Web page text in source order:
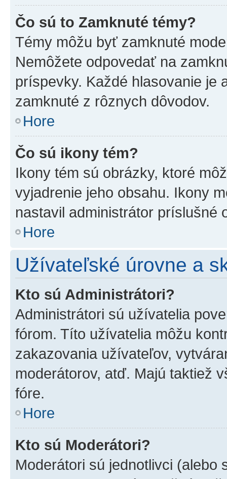
Čo sú to Zamknuté témy?
Témy môžu byť zamknuté
Nemôžete odpovedať na
príspevky. Každé hlasovanie je
zamknuté z rôznych dôvodov.
Hore
Čo sú ikony tém?
Ikony tém sú obrázky, ktoré
vyjadrenie jeho obsahu. Ikony
nastavil administrátor príslušné
Hore
Užívateľské úrovne a
Kto sú Administrátori?
Administrátori sú užívatelia
fórom. Títo užívatelia môžu
zakazovania užívateľov,
moderátorov, atď. Majú taktiež
fóre.
Hore
Kto sú Moderátori?
Moderátori sú jednotlivci (alebo